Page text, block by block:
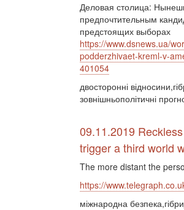
Деловая столица:
предпочтительным
предстоящих выборах
https://www.dsnews.ua/
podderzhivaet-kreml-v-
401054
двосторонні
зовнішньополітичні
09.11.2019
trigger a third world
The more distant the
https://
міжнародна